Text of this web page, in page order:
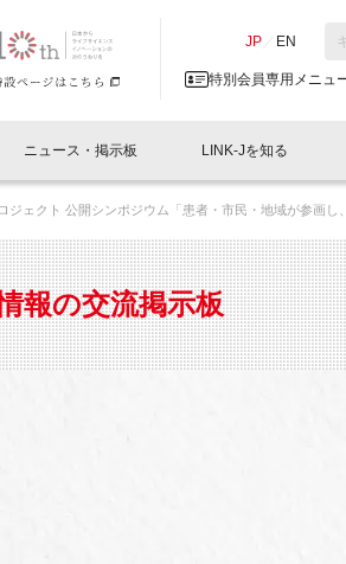
JP EN
特別会員専用メニュ
閉じる
イベントレポート一覧
LINK-J主催・共催
LINK-J協賛・協力
？
ンタビュー 会報
ラム 日本
ニュース・掲示板
人と情報の交流掲示板一覧
会員プレスリリース
募集
LINK-Jを知る
介 事業
GTB
いて 入会
ボ 施設
ジェクト 公開シンポジウム「患者・市民・地域が参画
報の交流掲示板